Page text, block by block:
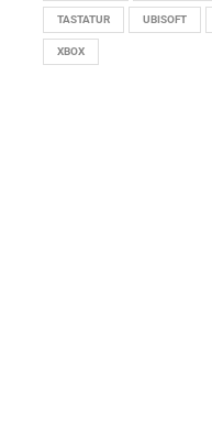
TASTATUR UBISOFT
XBOX